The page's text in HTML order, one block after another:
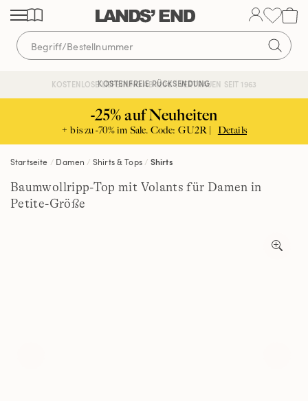
Direkt
zum
Inhalt
Direkt
zur
Navigation
Direkt
zur
Suche
KOSTENLOSE LIEFERUNG AB 120€ | VERTRAUEN SEIT 1963
KOSTENFREIE RÜCKSENDUNG
-25% auf Neuheiten
+ bis zu -70% im Sale. Code: GU2R | Details
Startseite Damen Shirts & Tops Shirts
Baumwollripp-Top mit Volants für Damen in
Petite-Größe